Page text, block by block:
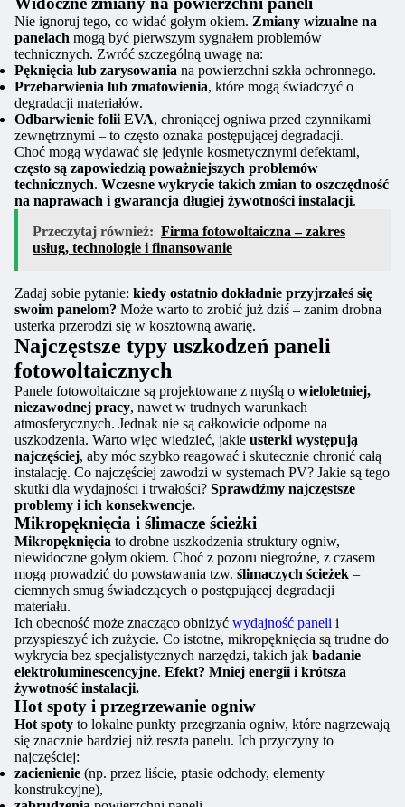
Nie ignoruj tego, co widać gołym okiem. Zmiany wizualne na
panelach mogą być pierwszym sygnałem problemów
technicznych. Zwróć szczególną uwagę na:
Pęknięcia lub zarysowania na powierzchni szkła ochronnego.
Przebarwienia lub zmatowienia, które mogą świadczyć o
degradacji materiałów.
Odbarwienie folii EVA, chroniącej ogniwa przed czynnikami
zewnętrznymi – to często oznaka postępującej degradacji.
Choć mogą wydawać się jedynie kosmetycznymi defektami,
często są zapowiedzią poważniejszych problemów
technicznych. Wczesne wykrycie takich zmian to oszczędność
na naprawach i gwarancja długiej żywotności instalacji.
Przeczytaj również: Firma fotowoltaiczna – zakres
usług, technologie i finansowanie
Zadaj sobie pytanie: kiedy ostatnio dokładnie przyjrzałeś się
swoim panelom? Może warto to zrobić już dziś – zanim drobna
usterka przerodzi się w kosztowną awarię.
Najczęstsze typy uszkodzeń paneli
fotowoltaicznych
Panele fotowoltaiczne są projektowane z myślą o wieloletniej,
niezawodnej pracy, nawet w trudnych warunkach
atmosferycznych. Jednak nie są całkowicie odporne na
uszkodzenia. Warto więc wiedzieć, jakie usterki występują
najczęściej, aby móc szybko reagować i skutecznie chronić całą
instalację. Co najczęściej zawodzi w systemach PV? Jakie są tego
skutki dla wydajności i trwałości? Sprawdźmy najczęstsze
problemy i ich konsekwencje.
Mikropęknięcia i ślimacze ścieżki
Mikropęknięcia to drobne uszkodzenia struktury ogniw,
niewidoczne gołym okiem. Choć z pozoru niegroźne, z czasem
mogą prowadzić do powstawania tzw. ślimaczych ścieżek –
ciemnych smug świadczących o postępującej degradacji
materiału.
Ich obecność może znacząco obniżyć wydajność paneli i
przyspieszyć ich zużycie. Co istotne, mikropęknięcia są trudne do
wykrycia bez specjalistycznych narzędzi, takich jak badanie
elektroluminescencyjne. Efekt? Mniej energii i krótsza
żywotność instalacji.
Hot spoty i przegrzewanie ogniw
Hot spoty to lokalne punkty przegrzania ogniw, które nagrzewają
się znacznie bardziej niż reszta panelu. Ich przyczyny to
najczęściej:
zacienienie (np. przez liście, ptasie odchody, elementy
konstrukcyjne),